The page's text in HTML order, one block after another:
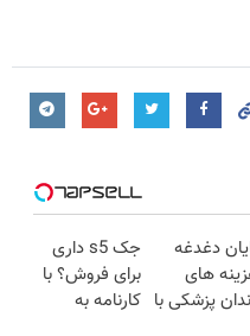
دغدغه
های
پزشکی با
جک s5 داری
برای فروش؟ با
کارنامه به